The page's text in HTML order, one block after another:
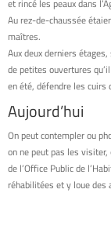
et rincé les peaux dans
Au rez-de-chaussée
maîtres.
Aux deux derniers
de petites ouvertures
en été, défendre les cuirs
Aujourd’hui
On peut contempler ou
on ne peut pas les
de l’Office Public de
réhabilitées et y loue des